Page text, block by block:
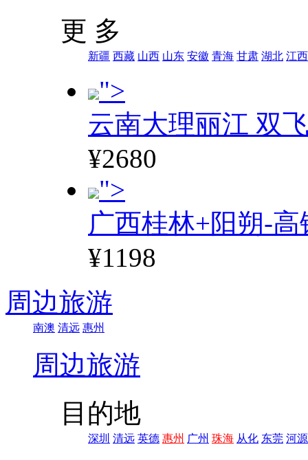
更 多
新疆 西藏 山西 山东 安徽 青海 甘肃 湖北 江西
">
云南大理丽江 双
¥2680
">
广西桂林+阳朔-高
¥1198
周边旅游
南澳 清远 惠州
周边旅游
目的地
深圳 清远 英德 惠州 广州 珠海 从化 东莞 河源